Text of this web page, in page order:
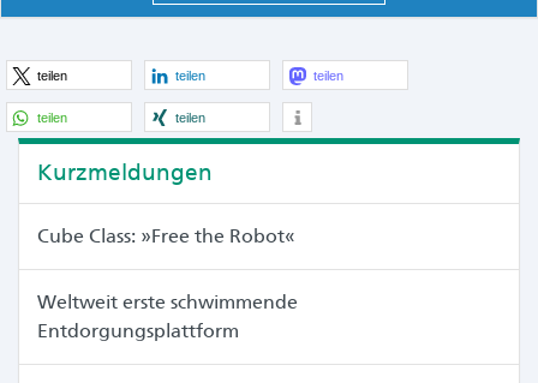
teilen teilen teilen
teilen teilen
Kurzmeldungen
Cube Class: »Free the Robot«
Weltweit erste schwimmende
Entdorgungsplattform